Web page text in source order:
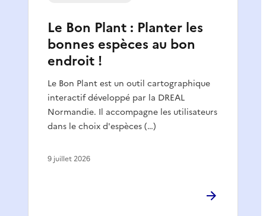
Le Bon Plant : Planter les
bonnes espèces au bon
endroit !
Le Bon Plant est un outil cartographique
interactif développé par la DREAL
Normandie. Il accompagne les utilisateurs
dans le choix d'espèces (…)
9 juillet 2026